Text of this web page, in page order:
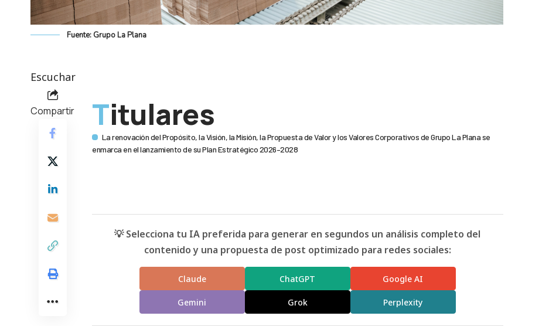
Fuente: Grupo La Plana
Escuchar
Compartir Titulares
La renovación del Propósito, la Visión, la Misión, la Propuesta de Valor y los Valores Corporativos de Grupo La Plana se
enmarca en el lanzamiento de su Plan Estratégico 2026–2028
💡 Selecciona tu IA preferida para generar en segundos un análisis completo del
contenido y una propuesta de post optimizado para redes sociales:
Claude ChatGPT Google AI
Gemini Grok Perplexity